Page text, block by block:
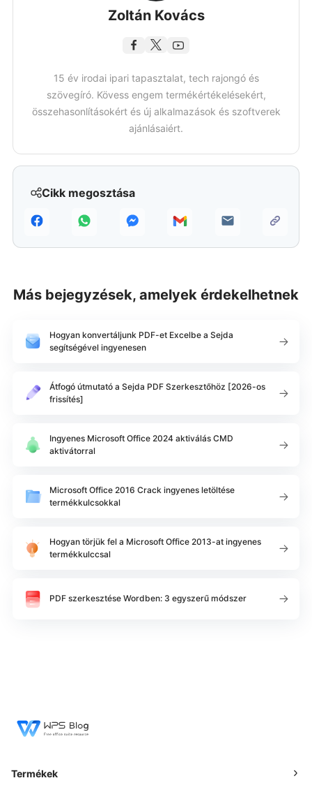
Cikk megosztása
Zoltán Kovács
15 év irodai ipari tapasztalat, tech rajongó és
szövegíró. Kövess engem termékértékelésekért,
összehasonlításokért és új alkalmazások és szoftverek
ajánlásaiért.
Más bejegyzések, amelyek érdekelhetnek
Hogyan konvertáljunk PDF-et Excelbe a Sejda
segítségével ingyenesen
Átfogó útmutató a Sejda PDF Szerkesztőhöz [2026-os
frissítés]
Ingyenes Microsoft Office 2024 aktiválás CMD
aktivátorral
Microsoft Office 2016 Crack ingyenes letöltése
termékkulcsokkal
Hogyan törjük fel a Microsoft Office 2013-at ingyenes
termékkulccsal
PDF szerkesztése Wordben: 3 egyszerű módszer
Termékek